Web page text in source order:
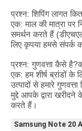
प्रश्न: शिपिंग लागत
एक: माल की मात्रा पर
समर्थन करते हैं
लिए कृपया हमसे संपर्क
प्रश्न: गुणवत्ता कैसे
एक: हम शीर्ष ब्रांडों के
उत्पादों से हमारे
मुद्दे आपके द्वारा खरीदने
करते हैं।
Samsung Note 20